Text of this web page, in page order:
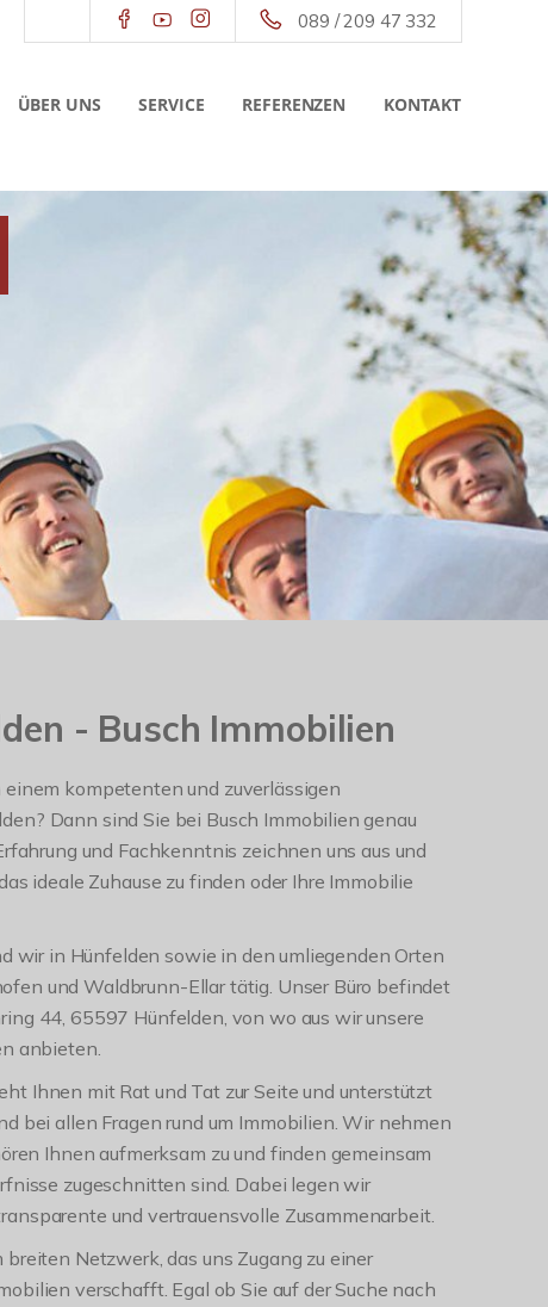
089 / 209 47 332
ÜBER UNS SERVICE REFERENZEN KONTAKT
- Busch Immobilien
einem kompetenten und zuverlässigen
Dann sind Sie bei Busch Immobilien genau
und Fachkenntnis zeichnen uns aus und
ideale Zuhause zu finden oder Ihre Immobilie
wir in Hünfelden sowie in den umliegenden Orten
und Waldbrunn-Ellar tätig. Unser Büro befindet
44, 65597 Hünfelden, von wo aus wir unsere
anbieten.
Ihnen mit Rat und Tat zur Seite und unterstützt
bei allen Fragen rund um Immobilien. Wir nehmen
Ihnen aufmerksam zu und finden gemeinsam
zugeschnitten sind. Dabei legen wir
und vertrauensvolle Zusammenarbeit.
Netzwerk, das uns Zugang zu einer
verschafft. Egal ob Sie auf der Suche nach